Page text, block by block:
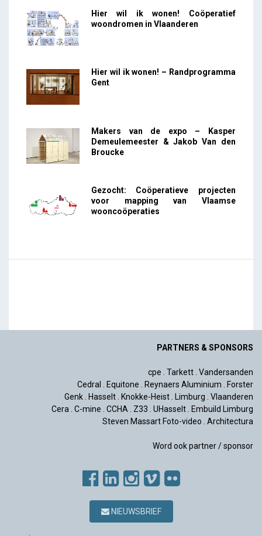
Hier wil ik wonen! Coöperatief
woondromen in Vlaanderen
Hier wil ik wonen! – Randprogramma
Gent
Makers van de expo – Kasper
Demeulemeester & Jakob Van den
Broucke
Gezocht: Coöperatieve projecten
voor mapping van Vlaamse
wooncoöperaties
PARTNERS & SPONSORS
cpe . Tarkett. Vandersanden
Cedral . Equitone . Reynaers Aluminium . Forster
Genk. Hasselt. Knokke-Heist. Limburg . Vlaanderen
Cera. C-mine . CCHA. Z33 . UHasselt. Embuild Limburg
Steven Massart Foto-video . Architectura
Word ook partner / sponsor
NIEUWSBRIEF